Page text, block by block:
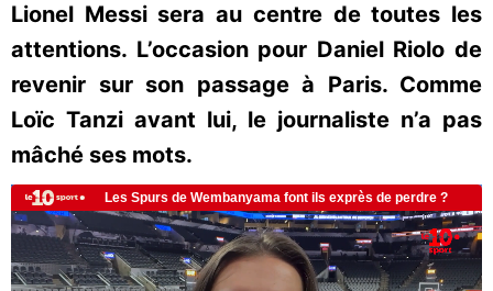
Lionel Messi sera au centre de toutes les
attentions. L’occasion pour Daniel Riolo de
revenir sur son passage à Paris. Comme
Loïc Tanzi avant lui, le journaliste n’a pas
mâché ses mots.